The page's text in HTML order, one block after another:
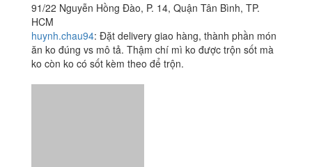
91/22 Nguyễn Hồng Đào, P. 14, Quận Tân Bình, TP.
HCM
huynh.chau94: Đặt delivery giao hàng, thành phần món
ăn ko đúng vs mô tả. Thậm chí mì ko được trộn sốt mà
ko còn ko có sốt kèm theo để trộn.